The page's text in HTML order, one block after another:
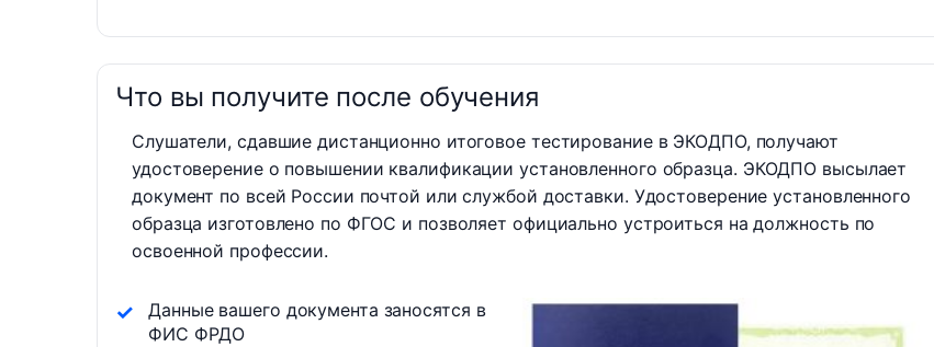
Что вы получите после обучения
Слушатели, сдавшие дистанционно итоговое тестирование в ЭКОДПО, получают
удостоверение о повышении квалификации установленного образца. ЭКОДПО высылает
документ по всей России почтой или службой доставки. Удостоверение установленного
образца изготовлено по ФГОС и позволяет официально устроиться на должность по
освоенной профессии.
Данные вашего документа заносятся в
ФИС ФРДО